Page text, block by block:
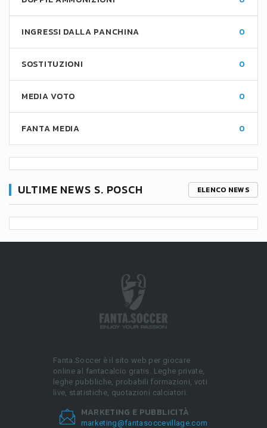
INGRESSI DALLA PANCHINA 0
SOSTITUZIONI 0
MEDIA VOTO 0
FANTA MEDIA 0
ULTIME NEWS S. POSCH ELENCO NEWS
Fanta.Soccer è il sito web per giocare
online al fantacalcio gratis. Leghe private,
leghe pubbliche, probabili formazioni, voti
live, statistiche, quotazioni calciatori.
MARKETING E PUBBLICITÀ
marketing@fantasoccevillage.com